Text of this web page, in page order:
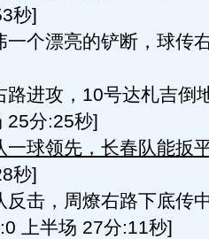
秒]
一个漂亮的铲断，球传
路进攻，10号达札吉倒
25分:25秒]
一球领先，长春队能扳
秒]
反击，周燎右路下底传
上半场 27分:11秒]